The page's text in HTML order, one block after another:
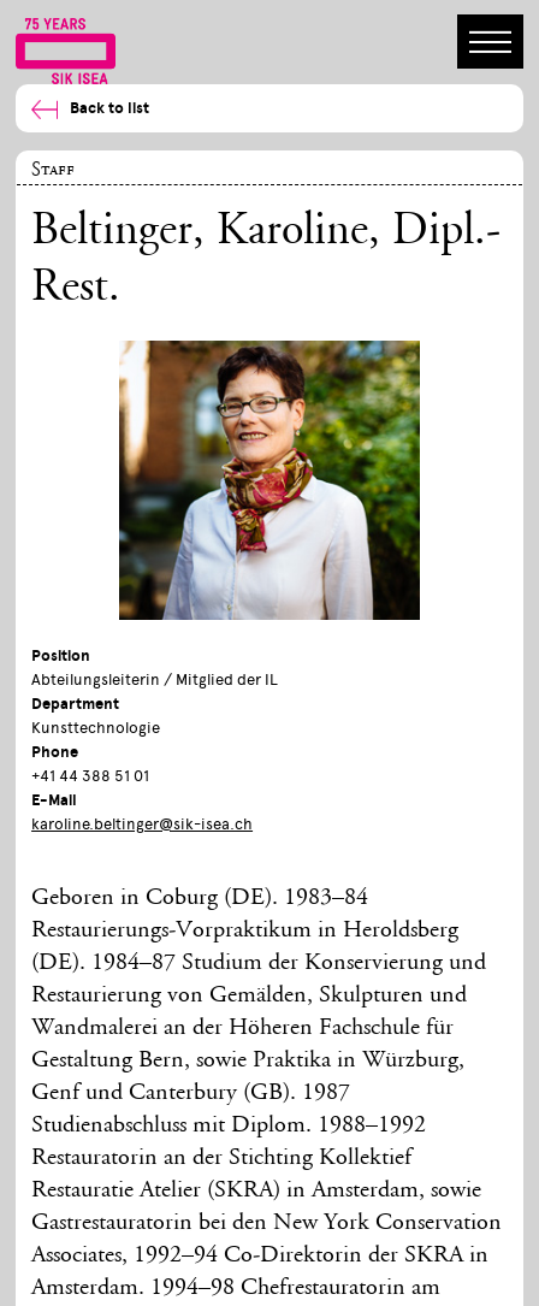
Back to list
Staff
Beltinger, Karoline, Dipl.-
Rest.
Position
Abteilungsleiterin / Mitglied der IL
Department
Kunsttechnologie
Phone
+41 44 388 51 01
E-Mail
karoline.beltinger@sik-isea.ch
Geboren in Coburg (DE). 1983–84
Restaurierungs-Vorpraktikum in Heroldsberg
(DE). 1984–87 Studium der Konservierung und
Restaurierung von Gemälden, Skulpturen und
Wandmalerei an der Höheren Fachschule für
Gestaltung Bern, sowie Praktika in Würzburg,
Genf und Canterbury (GB). 1987
Studienabschluss mit Diplom. 1988–1992
Restauratorin an der Stichting Kollektief
Restauratie Atelier (SKRA) in Amsterdam, sowie
Gastrestauratorin bei den New York Conservation
Associates, 1992–94 Co-Direktorin der SKRA in
Amsterdam. 1994–98 Chefrestauratorin am